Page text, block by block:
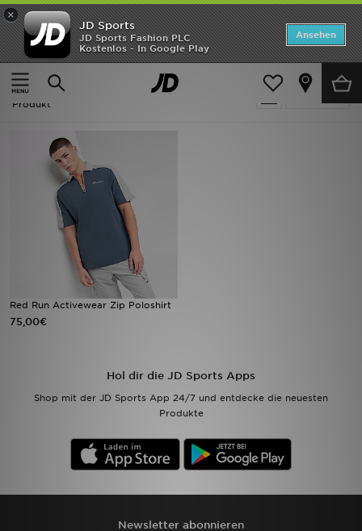
×
JD Sports
JD Sports Fashion PLC
Kostenlos - In Google Play
Ansehen
Home
Blau Red Run Activewear Poloshirts
Verfeinern
Blau Red Run Activewear Poloshirts
Produkt
Red Run Activewear Zip Poloshirt
75,00€
Hol dir die JD Sports Apps
Shop mit der JD Sports App 24/7 und entdecke die neuesten
Produkte
Newsletter abonnieren
ANGEBOTE
Neuheiten
Herren
Damen
Bestsellers
Sport
Filialfinder
Hilfe & Kontakt